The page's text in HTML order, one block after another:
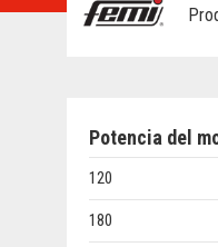
Potencia del
120
180